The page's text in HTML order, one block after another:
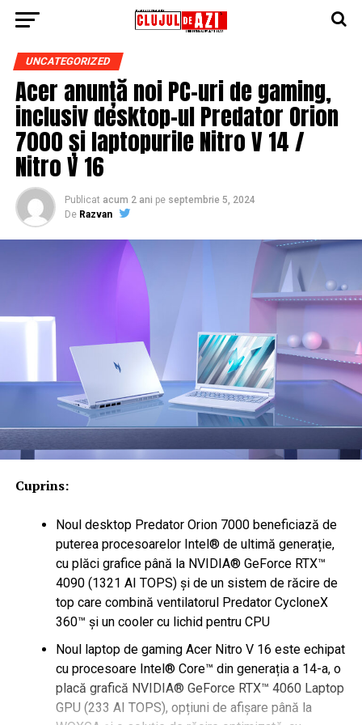
UNCATEGORIZED
Acer anunță noi PC-uri de gaming,
inclusiv desktop-ul Predator Orion
7000 și laptopurile Nitro V 14 /
Nitro V 16
Publicat acum 2 ani pe septembrie 5, 2024
De Razvan
Cuprins:
Noul desktop Predator Orion 7000 beneficiază de
puterea procesoarelor Intel® de ultimă generație,
cu plăci grafice până la NVIDIA® GeForce RTX™
4090 (1321 AI TOPS) și de un sistem de răcire de
top care combină ventilatorul Predator CycloneX
360™ și un cooler cu lichid pentru CPU
Noul laptop de gaming Acer Nitro V 16 este echipat
cu procesoare Intel® Core™ din generația a 14-a, o
placă grafică NVIDIA® GeForce RTX™ 4060 Laptop
GPU (233 AI TOPS), opțiuni de afișare până la